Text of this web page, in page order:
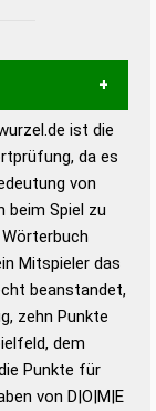
zu
um die
Spiel zu
in 12 Bänden
gutes
ist die
da es
von
beim Spiel zu
Mitspieler das
beanstandet,
zehn Punkte
dem
Punkte für
von D|O|M|E